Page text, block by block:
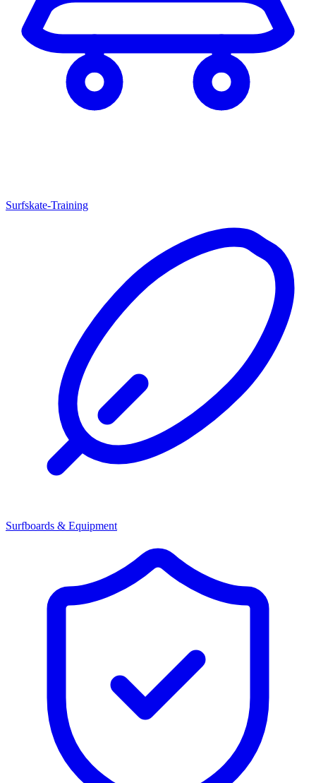
Surfskate-Training
Surfboards & Equipment